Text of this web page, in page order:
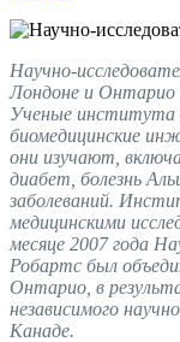
Научно-
Лондоне и Онтарио
Ученые института
биомедицинские
они изучают,
диабет, болезнь
заболеваний.
медицинскими
месяце 2007 года
Робартс был
Онтарио, в
независимого
Канаде.